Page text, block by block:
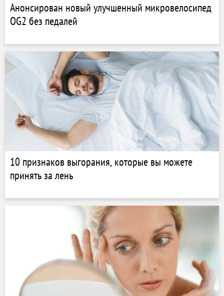
Анонсирован новый улучшенный микровелосипед
OG2 без педалей
10 признаков выгорания, которые вы можете
принять за лень